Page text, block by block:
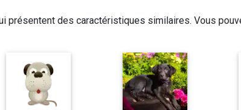
présentent des caractéristiques similaires. Vous